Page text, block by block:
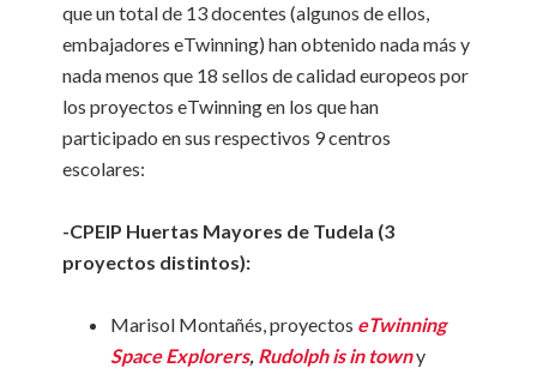
que un total de 13 docentes (algunos de ellos,
embajadores eTwinning) han obtenido nada más y
nada menos que 18 sellos de calidad europeos por
los proyectos eTwinning en los que han
participado en sus respectivos 9 centros
escolares:
-CPEIP Huertas Mayores de Tudela (3
proyectos distintos):
Marisol Montañés, proyectos eTwinning
Space Explorers, Rudolph is in towny